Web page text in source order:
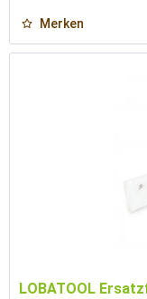
Merken
LOBATOOL